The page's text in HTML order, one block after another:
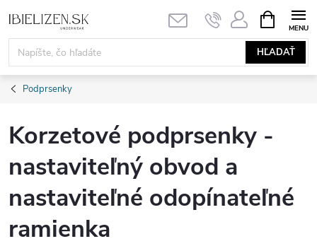
na
obsah
HĽADAŤ
KOŠÍK
Podprsenky
Korzetové podprsenky -
nastaviteľný obvod a
nastaviteľné odopínateľné
ramienka